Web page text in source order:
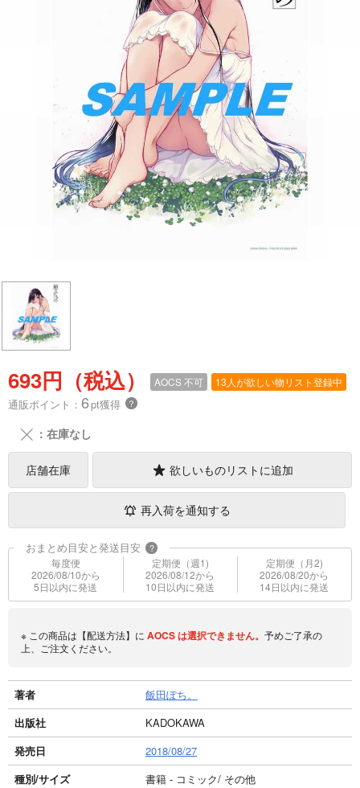
693円（税込） AOCS不可 13人が欲しい物リスト登録中
通販ポイント： 6pt獲得 ？
╳ ：在庫なし
店舗在庫 欲しいものリストに追加
再入荷を通知する
おまとめ目安と発送目安 ?
毎度便
2026/08/10から
5日以内に発送
定期便（週1)
2026/08/12から
10日以内に発送
定期便（月2)
2026/08/20から
14日以内に発送
※ この商品は【配送方法】に AOCSは選択できません。 予めご了承の
上、ご注文ください。
著者
飯田ぽち。
出版社
KADOKAWA
発売日
2018/08/27
種別/サイズ
書籍 - コミック/ その他